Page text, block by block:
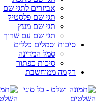
אביזרים לתגי שם
תגי שם פלסטיק
תגי שם מעץ
תגי שם עם שרוך
סיכות וסמלים כללים
סמל המדינה
סיכות כפתור
רקמה ממוחשבת